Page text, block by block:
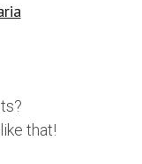
that!